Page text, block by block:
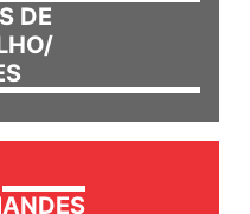
DE
ANDES